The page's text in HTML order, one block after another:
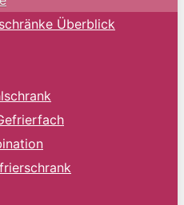
Überblick